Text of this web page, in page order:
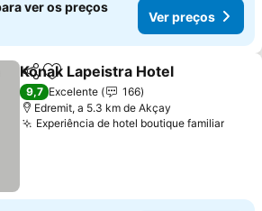
ver os preços
Ver preços
PartilharAdicionar aos favoritos
Konak Lapeistra Hotel
9,7 Excelente
166
Edremit, a 5.3 km de Akçay
Experiência de hotel boutique familiar